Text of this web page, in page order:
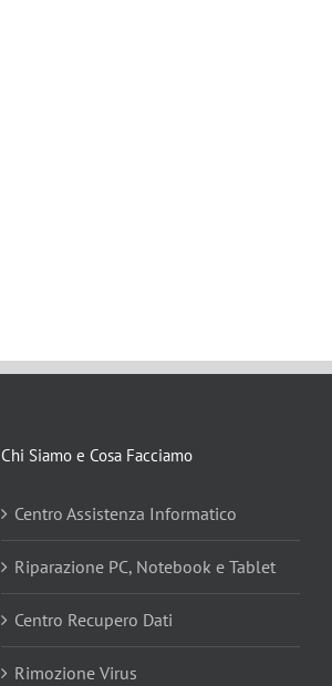
Chi Siamo e Cosa Facciamo
Centro Assistenza Informatico
Riparazione PC, Notebook e Tablet
Centro Recupero Dati
Rimozione Virus